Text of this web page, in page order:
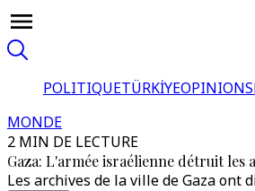
POLITIQUETÜRKİYEOPINIONS
MONDE
2 MIN DE LECTURE
Gaza: L'armée israélienne détruit les
Les archives de la ville de Gaza ont